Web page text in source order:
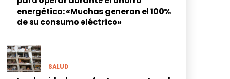
energético: «Muchas generan el 100%
de su consumo eléctrico»
SALUD